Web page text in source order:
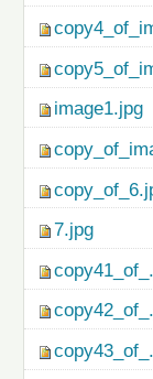
image1.jpg
7.jpg